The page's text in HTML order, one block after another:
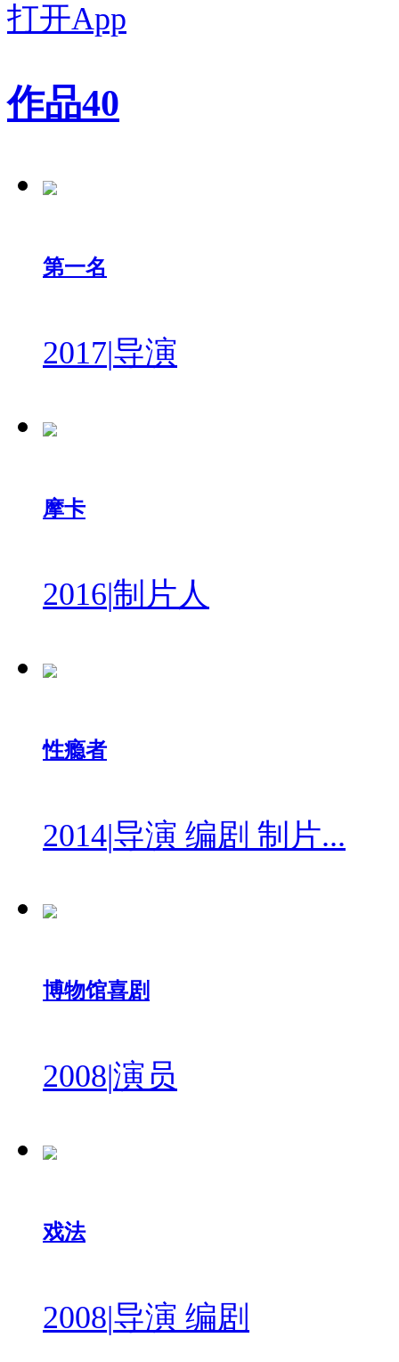
打开App
作品40
第一名
2017|导演
摩卡
2016|制片人
性瘾者
2014|导演 编剧 制片...
博物馆喜剧
2008|演员
戏法
2008|导演 编剧